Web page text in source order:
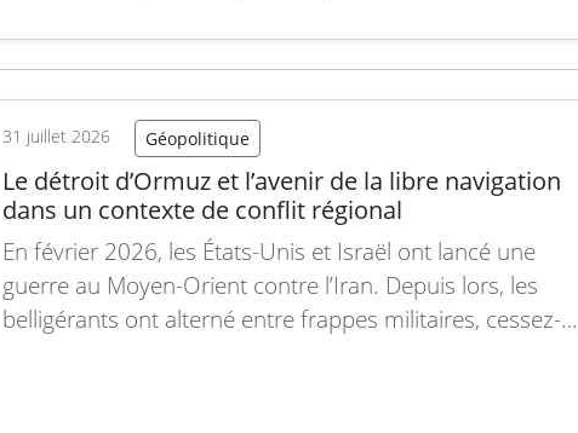
conflit en Ukraine. Seule une décision de mobilisation
Interrogé sur la…Lire la suite
31 juillet 2026 Géopolitique
Le détroit d’Ormuz et l’avenir de la libre navigation
dans un contexte de conflit régional
En février 2026, les États-Unis et Israël ont lancé une
guerre au Moyen-Orient contre l’Iran. Depuis lors, les
belligérants ont alterné entre frappes militaires, cessez-